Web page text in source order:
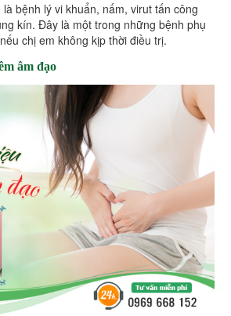
là bệnh lý vi khuẩn, nấm, virut tấn công
kín. Đây là một trong những bệnh phụ
chị em không kịp thời điều trị.
âm đạo